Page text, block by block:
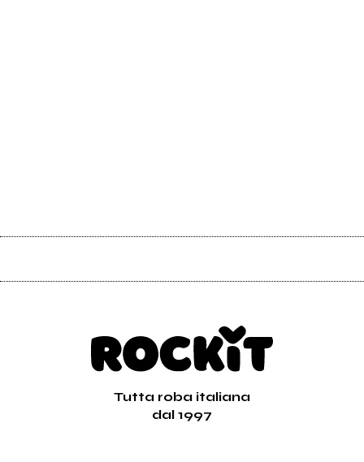
Tutta roba italiana
dal 1997